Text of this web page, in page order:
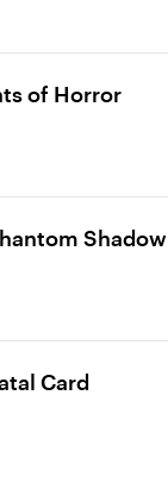
of Horror
Shadow
Card